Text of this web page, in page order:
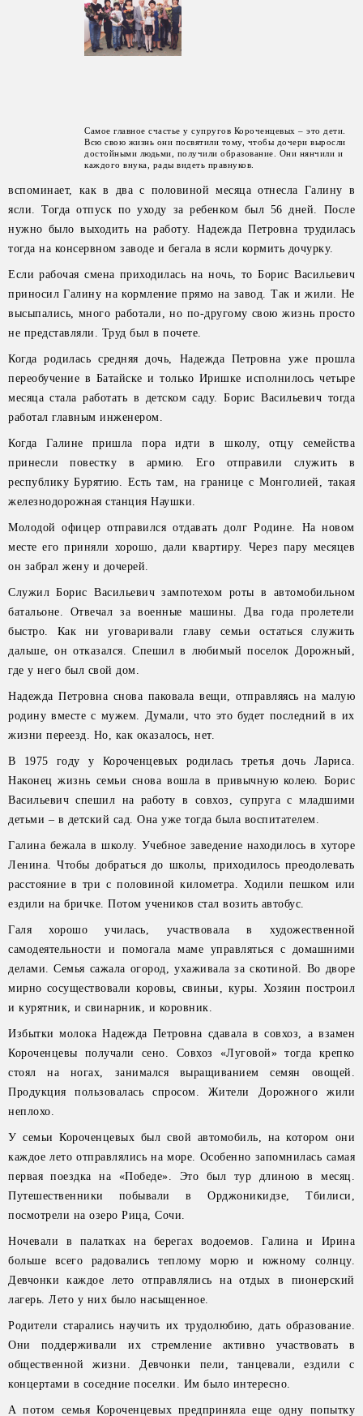
Самое главное счастье у супругов Короченцевых – это дети.
Всю свою жизнь они посвятили тому, чтобы дочери выросли
достойными людьми, получили образование. Они нянчили и
каждого внука, рады видеть правнуков.
вспоминает, как в два с половиной месяца отнесла Галину в
ясли. Тогда отпуск по уходу за ребенком был 56 дней. После
нужно было выходить на работу. Надежда Петровна трудилась
тогда на консервном заводе и бегала в ясли кормить дочурку.
Если рабочая смена приходилась на ночь, то Борис Васильевич
приносил Галину на кормление прямо на завод. Так и жили. Не
высыпались, много работали, но по-другому свою жизнь просто
не представляли. Труд был в почете.
Когда родилась средняя дочь, Надежда Петровна уже прошла
переобучение в Батайске и только Иришке исполнилось четыре
месяца стала работать в детском саду. Борис Васильевич тогда
работал главным инженером.
Когда Галине пришла пора идти в школу, отцу семейства
принесли повестку в армию. Его отправили служить в
республику Бурятию. Есть там, на границе с Монголией, такая
железнодорожная станция Наушки.
Молодой офицер отправился отдавать долг Родине. На новом
месте его приняли хорошо, дали квартиру. Через пару месяцев
он забрал жену и дочерей.
Служил Борис Васильевич зампотехом роты в автомобильном
батальоне. Отвечал за военные машины. Два года пролетели
быстро. Как ни уговаривали главу семьи остаться служить
дальше, он отказался. Спешил в любимый поселок Дорожный,
где у него был свой дом.
Надежда Петровна снова паковала вещи, отправляясь на малую
родину вместе с мужем. Думали, что это будет последний в их
жизни переезд. Но, как оказалось, нет.
В 1975 году у Короченцевых родилась третья дочь Лариса.
Наконец жизнь семьи снова вошла в привычную колею. Борис
Васильевич спешил на работу в совхоз, супруга с младшими
детьми – в детский сад. Она уже тогда была воспитателем.
Галина бежала в школу. Учебное заведение находилось в хуторе
Ленина. Чтобы добраться до школы, приходилось преодолевать
расстояние в три с половиной километра. Ходили пешком или
ездили на бричке. Потом учеников стал возить автобус.
Галя хорошо училась, участвовала в художественной
самодеятельности и помогала маме управляться с домашними
делами. Семья сажала огород, ухаживала за скотиной. Во дворе
мирно сосуществовали коровы, свиньи, куры. Хозяин построил
и курятник, и свинарник, и коровник.
Избытки молока Надежда Петровна сдавала в совхоз, а взамен
Короченцевы получали сено. Совхоз «Луговой» тогда крепко
стоял на ногах, занимался выращиванием семян овощей.
Продукция пользовалась спросом. Жители Дорожного жили
неплохо.
У семьи Короченцевых был свой автомобиль, на котором они
каждое лето отправлялись на море. Особенно запомнилась самая
первая поездка на «Победе». Это был тур длиною в месяц.
Путешественники побывали в Орджоникидзе, Тбилиси,
посмотрели на озеро Рица, Сочи.
Ночевали в палатках на берегах водоемов. Галина и Ирина
больше всего радовались теплому морю и южному солнцу.
Девчонки каждое лето отправлялись на отдых в пионерский
лагерь. Лето у них было насыщенное.
Родители старались научить их трудолюбию, дать образование.
Они поддерживали их стремление активно участвовать в
общественной жизни. Девчонки пели, танцевали, ездили с
концертами в соседние поселки. Им было интересно.
А потом семья Короченцевых предприняла еще одну попытку